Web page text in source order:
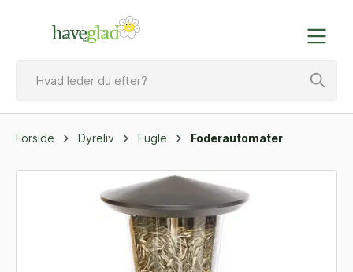
Forside Dyreliv Fugle Foderautomater